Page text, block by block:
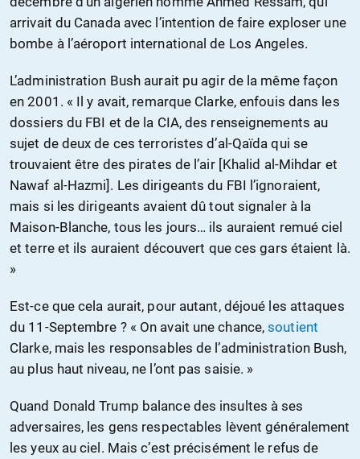
arrivait du Canada avec l’intention de faire exploser une
bombe à l’aéroport international de Los Angeles.
L’administration Bush aurait pu agir de la même façon
en 2001. « Il y avait, remarque Clarke, enfouis dans les
dossiers du FBI et de la CIA, des renseignements au
sujet de deux de ces terroristes d’al-Qaïda qui se
trouvaient être des pirates de l’air [Khalid al-Mihdar et
Nawaf al-Hazmi]. Les dirigeants du FBI l’ignoraient,
mais si les dirigeants avaient dû tout signaler à la
Maison-Blanche, tous les jours… ils auraient remué ciel
et terre et ils auraient découvert que ces gars étaient là.
»
Est-ce que cela aurait, pour autant, déjoué les attaques
du 11-Septembre ? « On avait une chance,soutient
Clarke, mais les responsables de l’administration Bush,
au plus haut niveau, ne l’ont pas saisie. »
Quand Donald Trump balance des insultes à ses
adversaires, les gens respectables lèvent généralement
les yeux au ciel. Mais c’est précisément le refus de